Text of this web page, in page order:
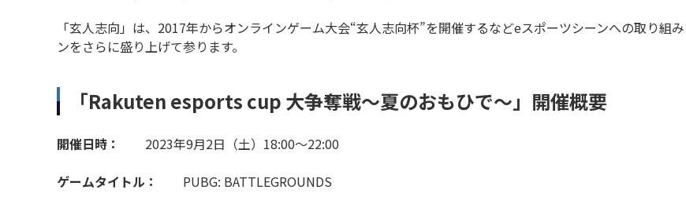
「玄人志向」は、2017年からオンラインゲーム大会“玄人志向杯”を開催するなどeスポーツシーンへの取り組
ンをさらに盛り上げて参ります。
「Rakuten esports cup ⼤争奪戦〜夏のおもひで〜」開催概要
開催日時：
2023年9月2日（土）18:00～22:00
ゲームタイトル：
PUBG: BATTLEGROUNDS